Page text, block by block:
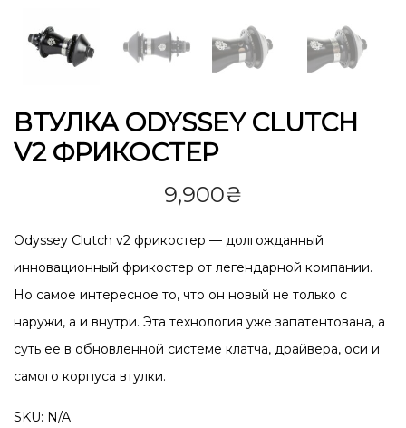
ВТУЛКА ODYSSEY CLUTCH
V2 ФРИКОСТЕР
9,900₴
Odyssey Clutch v2 фрикостер — долгожданный
инновационный фрикостер от легендарной компании.
Но самое интересное то, что он новый не только с
наружи, а и внутри. Эта технология уже запатентована, а
суть ее в обновленной системе клатча, драйвера, оси и
самого корпуса втулки.
SKU: N/A